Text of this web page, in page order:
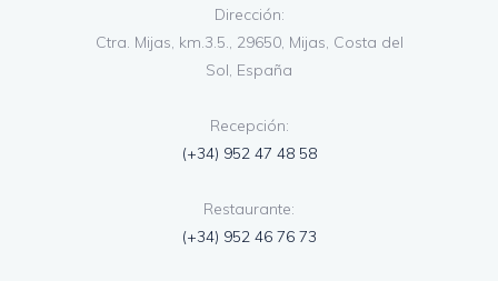
Dirección:
Ctra. Mijas, km.3.5., 29650, Mijas, Costa del
Sol, España
Recepción:
(+34) 952 47 48 58
Restaurante:
(+34) 952 46 76 73